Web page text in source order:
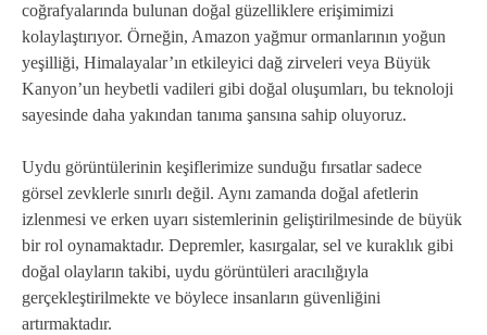
coğrafyalarında bulunan doğal güzelliklere erişimimizi
kolaylaştırıyor. Örneğin, Amazon yağmur ormanlarının yoğun
yeşilliği, Himalayalar’ın etkileyici dağ zirveleri veya Büyük
Kanyon’un heybetli vadileri gibi doğal oluşumları, bu teknoloji
sayesinde daha yakından tanıma şansına sahip oluyoruz.
Uydu görüntülerinin keşiflerimize sunduğu fırsatlar sadece
görsel zevklerle sınırlı değil. Aynı zamanda doğal afetlerin
izlenmesi ve erken uyarı sistemlerinin geliştirilmesinde de büyük
bir rol oynamaktadır. Depremler, kasırgalar, sel ve kuraklık gibi
doğal olayların takibi, uydu görüntüleri aracılığıyla
gerçekleştirilmekte ve böylece insanların güvenliğini
artırmaktadır.